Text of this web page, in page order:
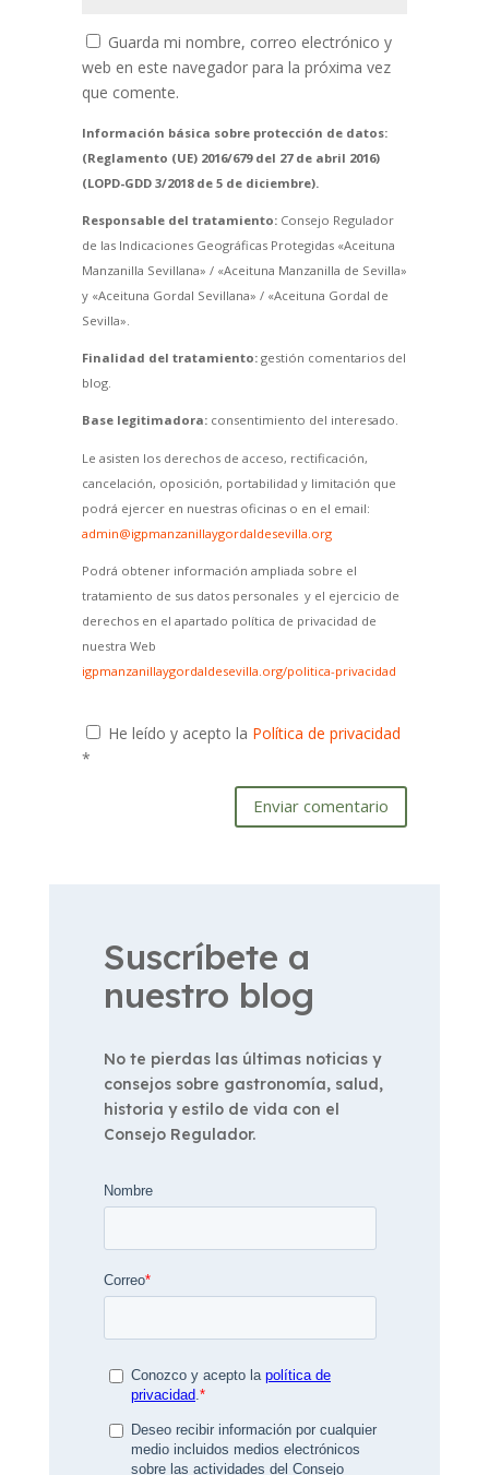
Guarda mi nombre, correo electrónico y
web en este navegador para la próxima vez
que comente.
Información básica sobre protección de datos:
(Reglamento (UE) 2016/679 del 27 de abril 2016)
(LOPD-GDD 3/2018 de 5 de diciembre).
Responsable del tratamiento:Consejo Regulador
de las Indicaciones Geográficas Protegidas «Aceituna
Manzanilla Sevillana» / «Aceituna Manzanilla de Sevilla»
y «Aceituna Gordal Sevillana» / «Aceituna Gordal de
Sevilla».
Finalidad del tratamiento:gestión comentarios del
blog.
Base legitimadora:consentimiento del interesado.
Le asisten los derechos de acceso, rectificación,
cancelación, oposición, portabilidad y limitación que
podrá ejercer en nuestras oficinas o en el email:
admin@igpmanzanillaygordaldesevilla.org
Podrá obtener información ampliada sobre el
tratamiento de sus datos personales y el ejercicio de
derechos en el apartado política de privacidad de
nuestra Web
igpmanzanillaygordaldesevilla.org/politica-privacidad
He leído y acepto la Política de privacidad
*
Enviar comentario
Suscríbete a
nuestro blog
No te pierdas las últimas noticias y
consejos sobre gastronomía, salud,
historia y estilo de vida con el
Consejo Regulador.